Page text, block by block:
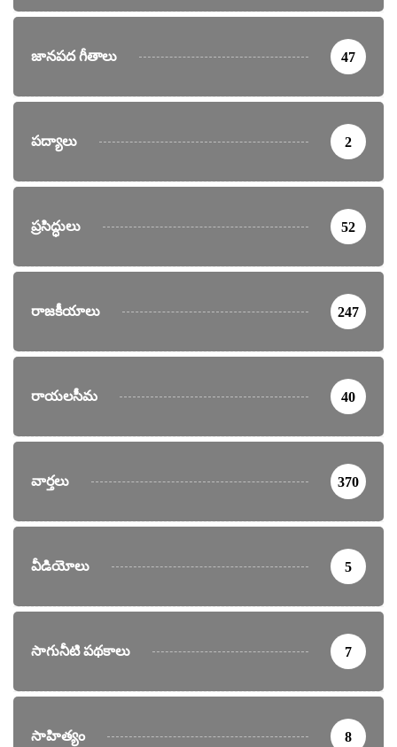
జానపద గీతాలు 47
పద్యాలు 2
ప్రసిద్ధులు 52
రాజకీయాలు 247
రాయలసీమ 40
వార్తలు 370
వీడియోలు 5
సాగునీటి పథకాలు 7
సాహిత్యం 8